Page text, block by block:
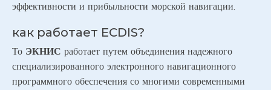
эффективности и прибыльности морской навигации.
как работает ECDIS?
То ЭКНИС работает путем объединения надежного
специализированного электронного навигационного
программного обеспечения со многими современными